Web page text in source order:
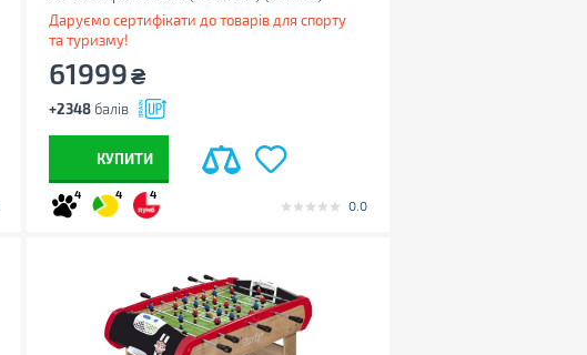
Даруємо сертифікати до товарів для спорту
та туризму!
61999₴
+2348 балів
КУПИТИ
4 4 4
0.0